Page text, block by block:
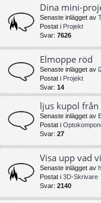
Dina mini-
Senaste inlägget av
Postat i Projekt
Svar: 7626
Elmoppe röd
Senaste inlägget av
Postat i Projekt
Svar: 14
ljus kupol
Senaste inlägget av
Postat i
Svar: 27
Visa upp vad
Senaste inlägget av
Postat i 3D-Skrivare
Svar: 2140